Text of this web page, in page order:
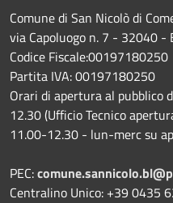
Comune di San Nicolò di
via Capoluogo n. 7 - 32040 -
Codice Fiscale:00197180250
Partita IVA: 00197180250
Orari di apertura al pubblico
12.30 (Ufficio Tecnico
11.00-12.30 - lun-merc su
PEC:
Centralino Unico: +39 0435